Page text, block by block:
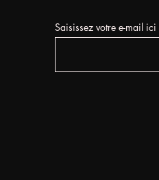
Saisissez votre e-mail ici